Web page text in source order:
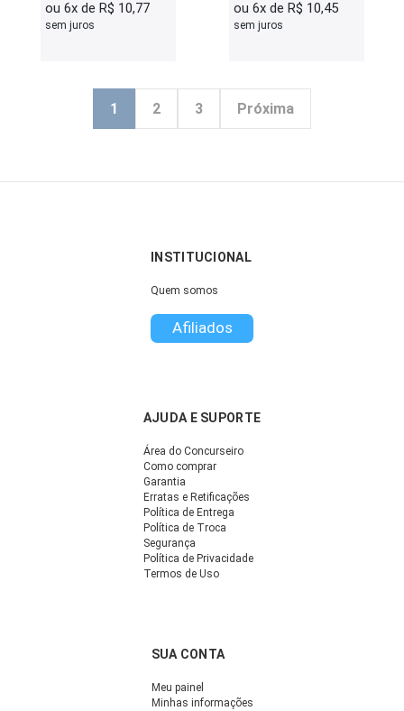
ou 6x de R$ 10,77
sem juros
ou 6x de R$ 10,45
sem juros
1 2 3 Próxima
INSTITUCIONAL
Quem somos
Afiliados
AJUDA E SUPORTE
Área do Concurseiro
Como comprar
Garantia
Erratas e Retificações
Política de Entrega
Política de Troca
Segurança
Política de Privacidade
Termos de Uso
SUA CONTA
Meu painel
Minhas informações